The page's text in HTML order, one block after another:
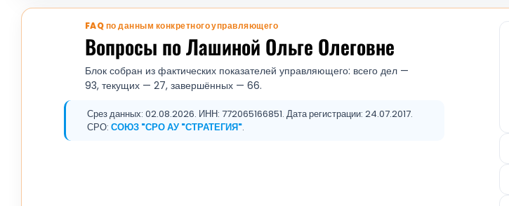
FAQ по данным конкретного управляющего
Вопросы по Лашиной Ольге Олеговне
Блок собран из фактических показателей управляющего: всего дел —
93, текущих — 27, завершённых — 66.
Срез данных: 02.08.2026. ИНН: 772065166851. Дата регистрации: 24.07.2017.
СРО: СОЮЗ "СРО АУ "СТРАТЕГИЯ".